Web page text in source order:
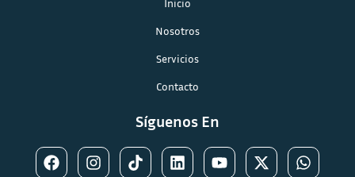
Nosotros
Servicios
Contacto
Síguenos En